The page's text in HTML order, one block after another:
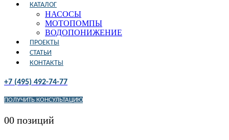
КАТАЛОГ
НАСОСЫ
МОТОПОМПЫ
ВОДОПОНИЖЕНИЕ
ПРОЕКТЫ
СТАТЬИ
КОНТАКТЫ
+7 (495) 492-74-77
ПОЛУЧИТЬ КОНСУЛЬТАЦИЮ
00 позиций